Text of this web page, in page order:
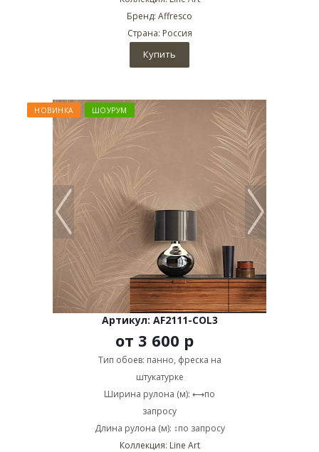
Бренд: Affresco
Страна: Россия
Купить
НОВИНКА ШОУРУМ
Артикул: AF2111-COL3
от 3 600 р
Тип обоев: панно, фреска на
штукатурке
Ширина рулона (м): ⟷по
запросу
Длина рулона (м): ↕по запросу
Коллекция: Line Art